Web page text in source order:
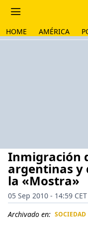
HOME AMÉRICA
Inmigración
argentinas y
la «Mostra»
05 Sep 2010 - 14:59 CET
Archivado en: SOCIEDAD